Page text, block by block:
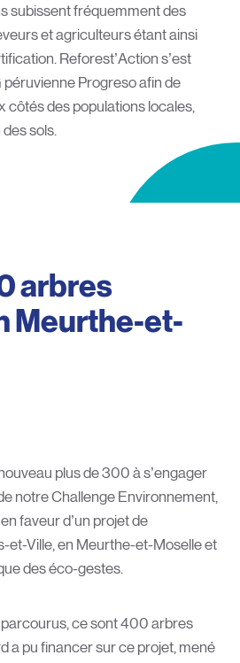
subissent fréquemment des
et agriculteurs étant ainsi
Reforest’Action s’est
péruvienne Progreso afin de
côtés des populations locales,
sols.
arbres
Meurthe-et-
plus de 300 à s’engager
notre Challenge Environnement,
faveur d’un projet de
et-Ville, en Meurthe-et-Moselle et
des éco-gestes.
ce sont 400 arbres
a pu financer sur ce projet, mené